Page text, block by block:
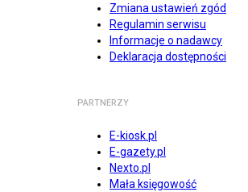
Zmiana ustawień zgód
Regulamin serwisu
Informacje o nadawcy
Deklaracja dostępności
PARTNERZY
E-kiosk.pl
E-gazety.pl
Nexto.pl
Mała księgowość